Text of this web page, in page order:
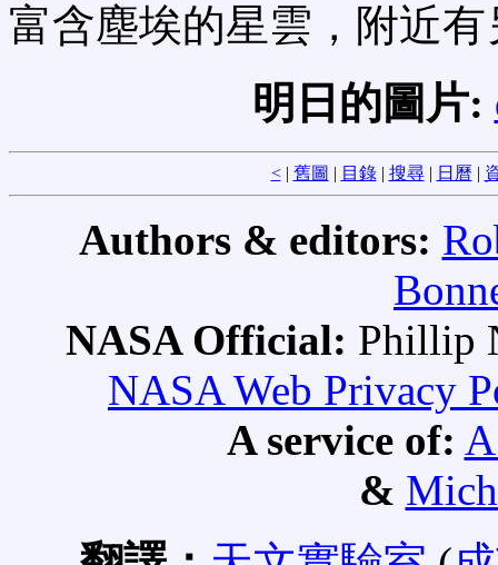
富含塵埃的星雲，附近
明日的圖片:
<| 舊圖 | 目錄| 搜尋| 日曆 |
Authors & editors:
NASA Official: Phillip
NASA Web Privacy
A service of:
&